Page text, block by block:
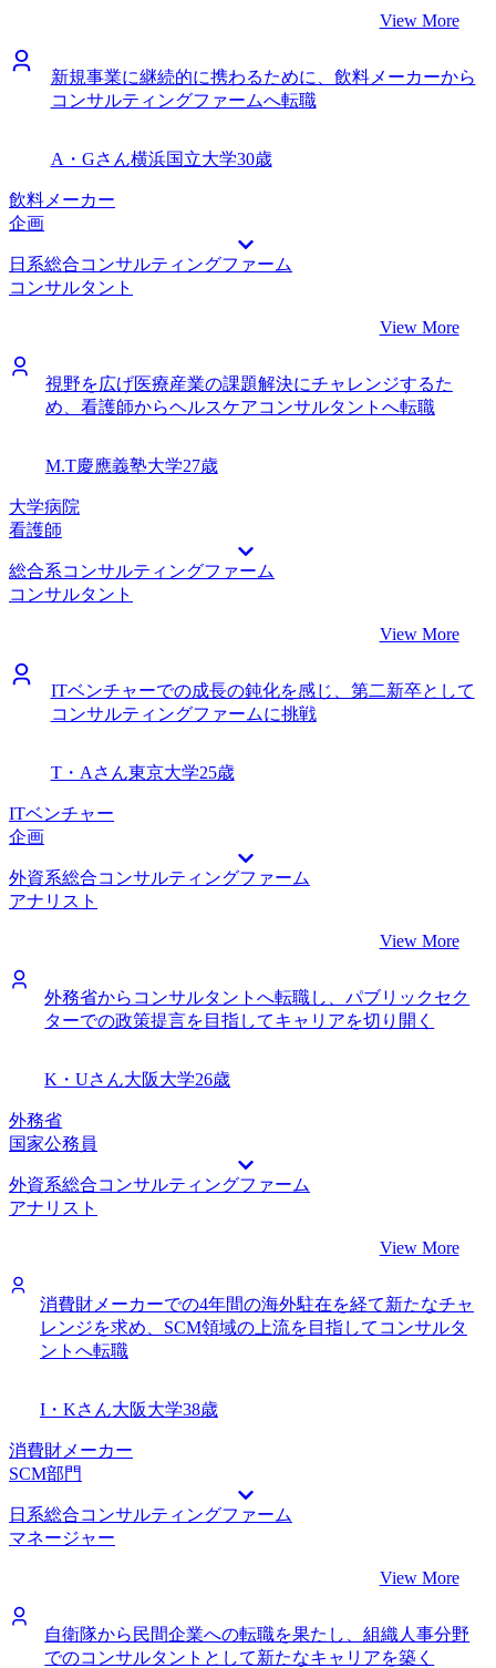
View More
新規事業に継続的に携わるために、飲料メーカーから
コンサルティングファームへ転職
A・Gさん横浜国立大学30歳
飲料メーカー
企画
日系総合コンサルティングファーム
コンサルタント
View More
視野を広げ医療産業の課題解決にチャレンジするた
め、看護師からヘルスケアコンサルタントへ転職
M.T慶應義塾大学27歳
大学病院
看護師
総合系コンサルティングファーム
コンサルタント
View More
ITベンチャーでの成長の鈍化を感じ、第二新卒として
コンサルティングファームに挑戦
T・Aさん東京大学25歳
ITベンチャー
企画
外資系総合コンサルティングファーム
アナリスト
View More
外務省からコンサルタントへ転職し、パブリックセク
ターでの政策提言を目指してキャリアを切り開く
K・Uさん大阪大学26歳
外務省
国家公務員
外資系総合コンサルティングファーム
アナリスト
View More
消費財メーカーでの4年間の海外駐在を経て新たなチャ
レンジを求め、SCM領域の上流を目指してコンサルタ
ントへ転職
I・Kさん大阪大学38歳
消費財メーカー
SCM部門
日系総合コンサルティングファーム
マネージャー
View More
自衛隊から民間企業への転職を果たし、組織人事分野
でのコンサルタントとして新たなキャリアを築く